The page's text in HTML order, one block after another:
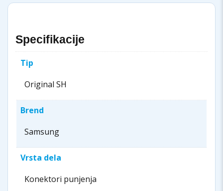
Specifikacije
Tip
Original SH
Brend
Samsung
Vrsta dela
Konektori punjenja